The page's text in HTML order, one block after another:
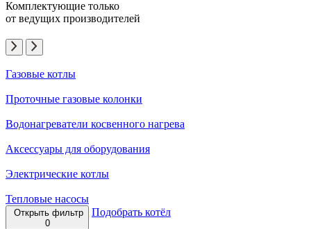
Комплектующие только
от ведущих производителей
Газовые котлы
Проточные газовые колонки
Водонагреватели косвенного нагрева
Аксессуары для оборудования
Электрические котлы
Тепловые насосы
Открыть фильтр
0
Подобрать котёл